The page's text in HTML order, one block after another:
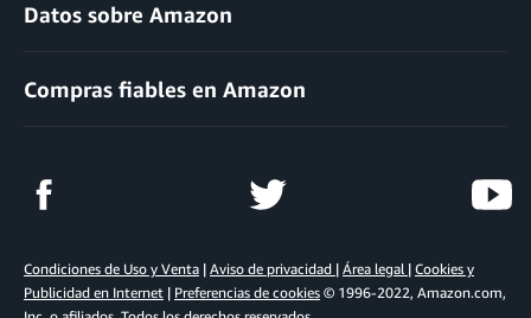
Datos sobre Amazon
Compras fiables en Amazon
Condiciones de Uso y Venta | Aviso de privacidad | Área legal | Cookies y
Publicidad en Internet | Preferencias de cookies © 1996-2022, Amazon.com,